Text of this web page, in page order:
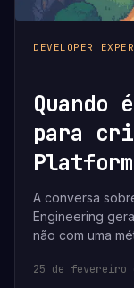
DEVELOPER
Quando
para
A conversa
Engineering
não com uma
25 de fevereiro